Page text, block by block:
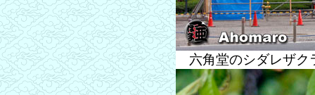
六角堂のシダレザク